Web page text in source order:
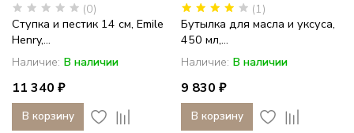
(0)
Ступка и пестик 14 см, Emile
Henry,...
Наличие: В наличии
11 340 ₽
В корзину
(1)
Бутылка для масла и уксуса,
450 мл,...
Наличие: В наличии
9 830 ₽
В корзину